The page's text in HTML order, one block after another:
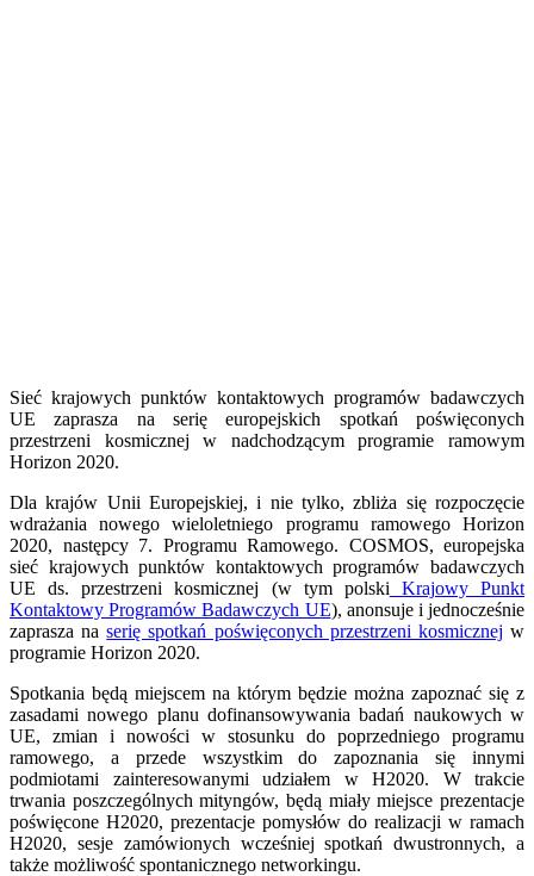
Sieć krajowych punktów kontaktowych programów badawczych
UE zaprasza na serię europejskich spotkań poświęconych
przestrzeni kosmicznej w nadchodzącym programie ramowym
Horizon 2020.
Dla krajów Unii Europejskiej, i nie tylko, zbliża się rozpoczęcie
wdrażania nowego wieloletniego programu ramowego Horizon
2020, następcy 7. Programu Ramowego. COSMOS, europejska
sieć krajowych punktów kontaktowych programów badawczych
UE ds. przestrzeni kosmicznej (w tym polski Krajowy Punkt
Kontaktowy Programów Badawczych UE), anonsuje i jednocześnie
zaprasza naserię spotkań poświęconych przestrzeni kosmicznej w
programie Horizon 2020.
Spotkania będą miejscem na którym będzie można zapoznać się z
zasadami nowego planu dofinansowywania badań naukowych w
UE, zmian i nowości w stosunku do poprzedniego programu
ramowego, a przede wszystkim do zapoznania się innymi
podmiotami zainteresowanymi udziałem w H2020. W trakcie
trwania poszczególnych mityngów, będą miały miejsce prezentacje
poświęcone H2020, prezentacje pomysłów do realizacji w ramach
H2020, sesje zamówionych wcześniej spotkań dwustronnych, a
także możliwość spontanicznego networkingu.